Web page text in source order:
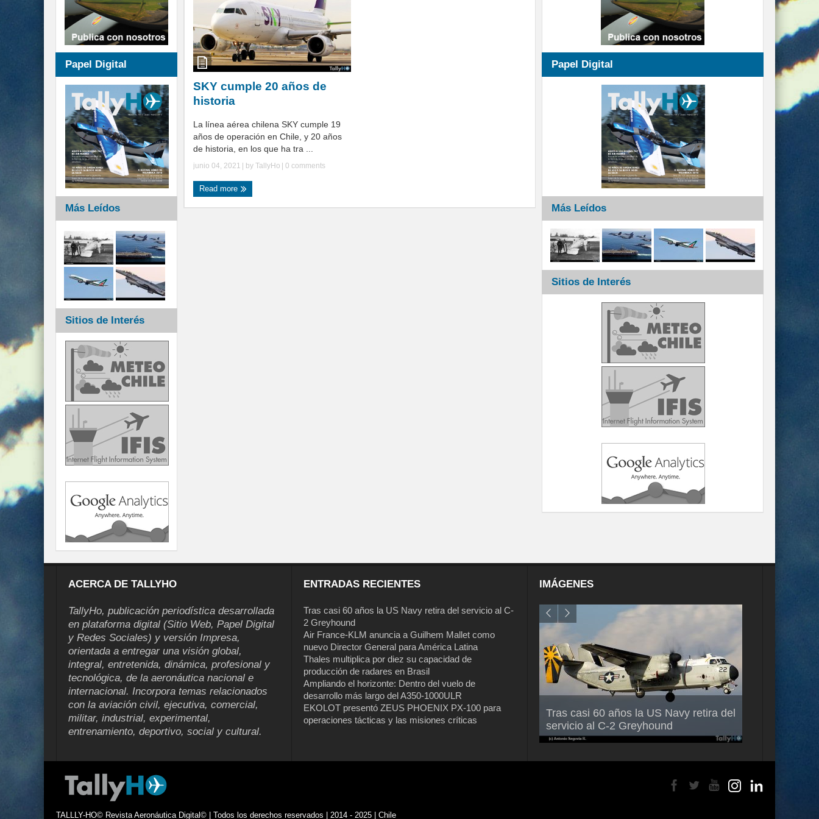
SKY cumple 20 años de
historia
La línea aérea chilena SKY cumple 19
años de operación en Chile, y 20 años
de historia, en los que ha tra ...
junio 04, 2021 | by TallyHo 0 comments
Read more
Papel Digital
Más Leídos
Sitios de Interés
Papel Digital
Más Leídos
Sitios de Interés
ACERCA DE TALLYHO
TallyHo, publicación periodística desarrollada
en plataforma digital (Sitio Web, Papel Digital
y Redes Sociales) y versión Impresa,
orientada a entregar una visión global,
integral, entretenida, dinámica, profesional y
tecnológica, de la aeronáutica nacional e
internacional. Incorpora temas relacionados
con la aviación civil, ejecutiva, comercial,
militar, industrial, experimental,
entrenamiento, deportivo, social y cultural.
ENTRADAS RECIENTES
Tras casi 60 años la US Navy retira del servicio al C-
2 Greyhound
Air France-KLM anuncia a Guilhem Mallet como
nuevo Director General para América Latina
Thales multiplica por diez su capacidad de
producción de radares en Brasil
Ampliando el horizonte: Dentro del vuelo de
desarrollo más largo del A350-1000ULR
EKOLOT presentó ZEUS PHOENIX PX-100 para
operaciones tácticas y las misiones críticas
IMÁGENES
Tras casi 60 años la US Navy retira del
servicio al C-2 Greyhound
Air France-KLM anuncia a Guilhem
Mallet como nuevo Director General
para América Latina
TALLLY-HO© Revista Aeronáutica Digital© | Todos los derechos reservados | 2014 - 2025 | Chile